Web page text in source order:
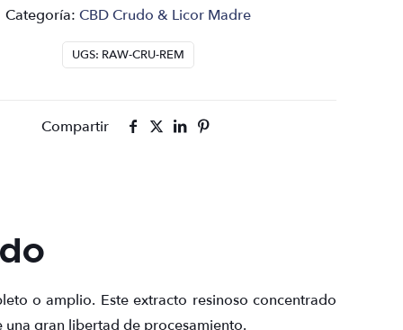
UGS: RAW-CRU-REM
Categoría: CBD Crudo & Licor Madre
Compartir
o amplio. Este extracto resinoso concentrado
gran libertad de procesamiento.